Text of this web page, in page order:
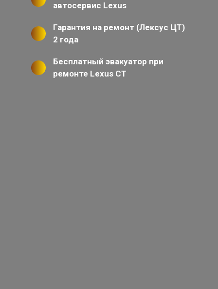
автосервис Lexus
Гарантия на ремонт (Лексус ЦТ)
2 года
Бесплатный эвакуатор при
ремонте Lexus CT